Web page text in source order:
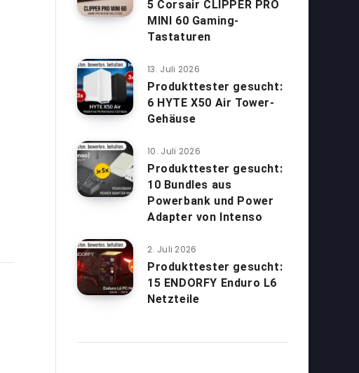
5 Corsair CLIPPER PRO
MINI 60 Gaming-
Tastaturen
13. Juli 2026
Produkttester gesucht:
6 HYTE X50 Air Tower-
Gehäuse
10. Juli 2026
Produkttester gesucht:
10 Bundles aus
Powerbank und Power
Adapter von Intenso
2. Juli 2026
Produkttester gesucht:
15 ENDORFY Enduro L6
Netzteile